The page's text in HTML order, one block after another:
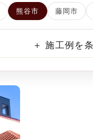
熊谷市 藤岡市
＋ 施工例を